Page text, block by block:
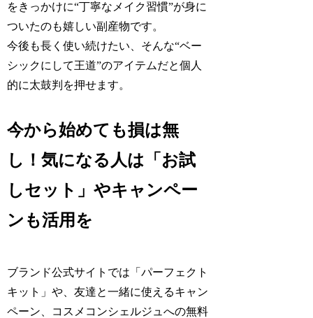
をきっかけに“丁寧なメイク習慣”が身に
ついたのも嬉しい副産物です。
今後も長く使い続けたい、そんな“ベー
シックにして王道”のアイテムだと個人
的に太鼓判を押せます。
今から始めても損は無
し！気になる人は「お試
しセット」やキャンペー
ンも活用を
ブランド公式サイトでは「パーフェクト
キット」や、友達と一緒に使えるキャン
ペーン、コスメコンシェルジュへの無料